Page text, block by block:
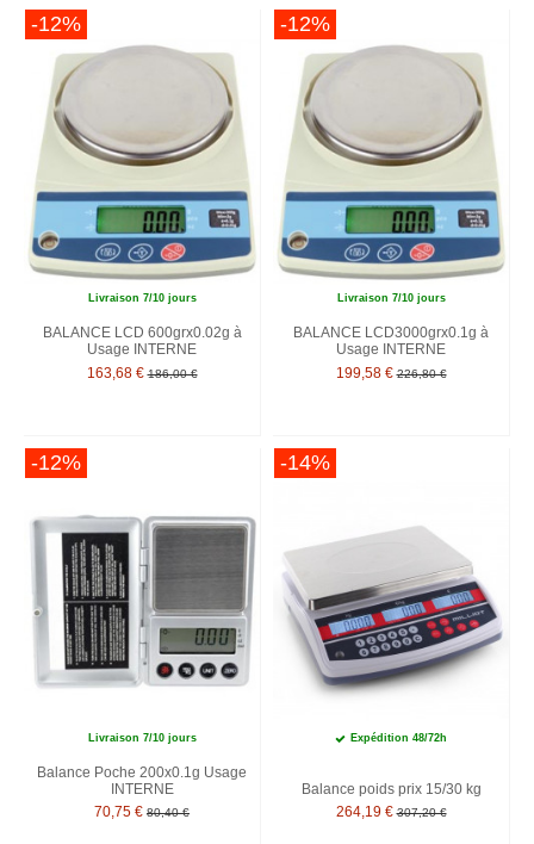
-12%
Livraison 7/10 jours
BALANCE LCD 600grx0.02g à
Usage INTERNE
163,68 € 186,00 €
-12%
Livraison 7/10 jours
BALANCE LCD3000grx0.1g à
Usage INTERNE
199,58 € 226,80 €
-12%
Livraison 7/10 jours
Balance Poche 200x0.1g Usage
INTERNE
70,75 € 80,40 €
-14%
Expédition 48/72h
Balance poids prix 15/30 kg
264,19 € 307,20 €